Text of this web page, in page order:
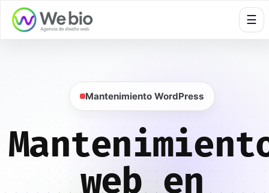
☰
Mantenimiento WordPress
web en